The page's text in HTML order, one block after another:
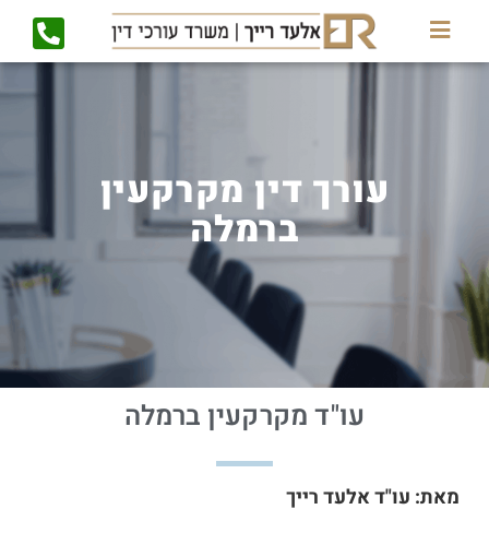
עורך דין מקרקעין
ברמלה
עו"ד מקרקעין ברמלה
מאת: עו"ד אלעד רייך​